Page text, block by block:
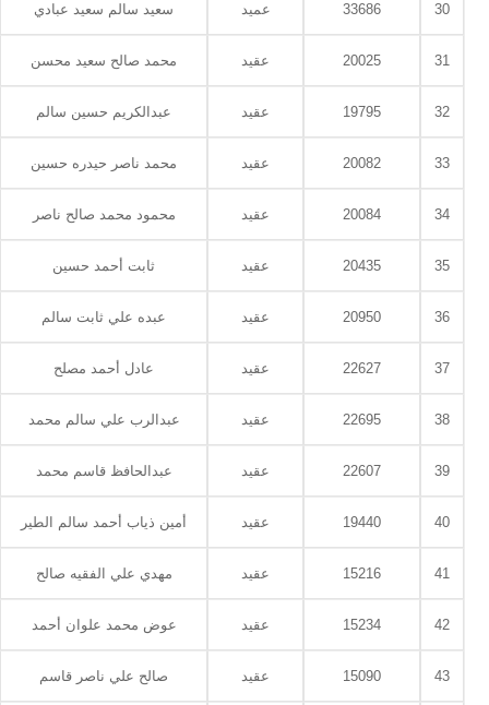
30
33686 عميد سعيد سالم سعيد عبادي
31
20025 عقيد محمد صالح سعيد محسن
32
19795 عقيد عبدالكريم حسين سالم
33
20082 عقيد محمد ناصر حيدره حسين
34
20084 عقيد محمود محمد صالح ناصر
35
20435 عقيد ثابت أحمد حسين
36
20950 عقيد عبده علي ثابت سالم
37
22627 عقيد عادل أحمد مصلح
38
22695 عقيد عبدالرب علي سالم محمد
39
22607 عقيد عبدالحافظ قاسم محمد
40
19440 عقيد أمين ذياب أحمد سالم الطير
41
15216 عقيد مهدي علي الفقيه صالح
42
15234 عقيد عوض محمد علوان أحمد
43
15090 عقيد صالح علي ناصر قاسم